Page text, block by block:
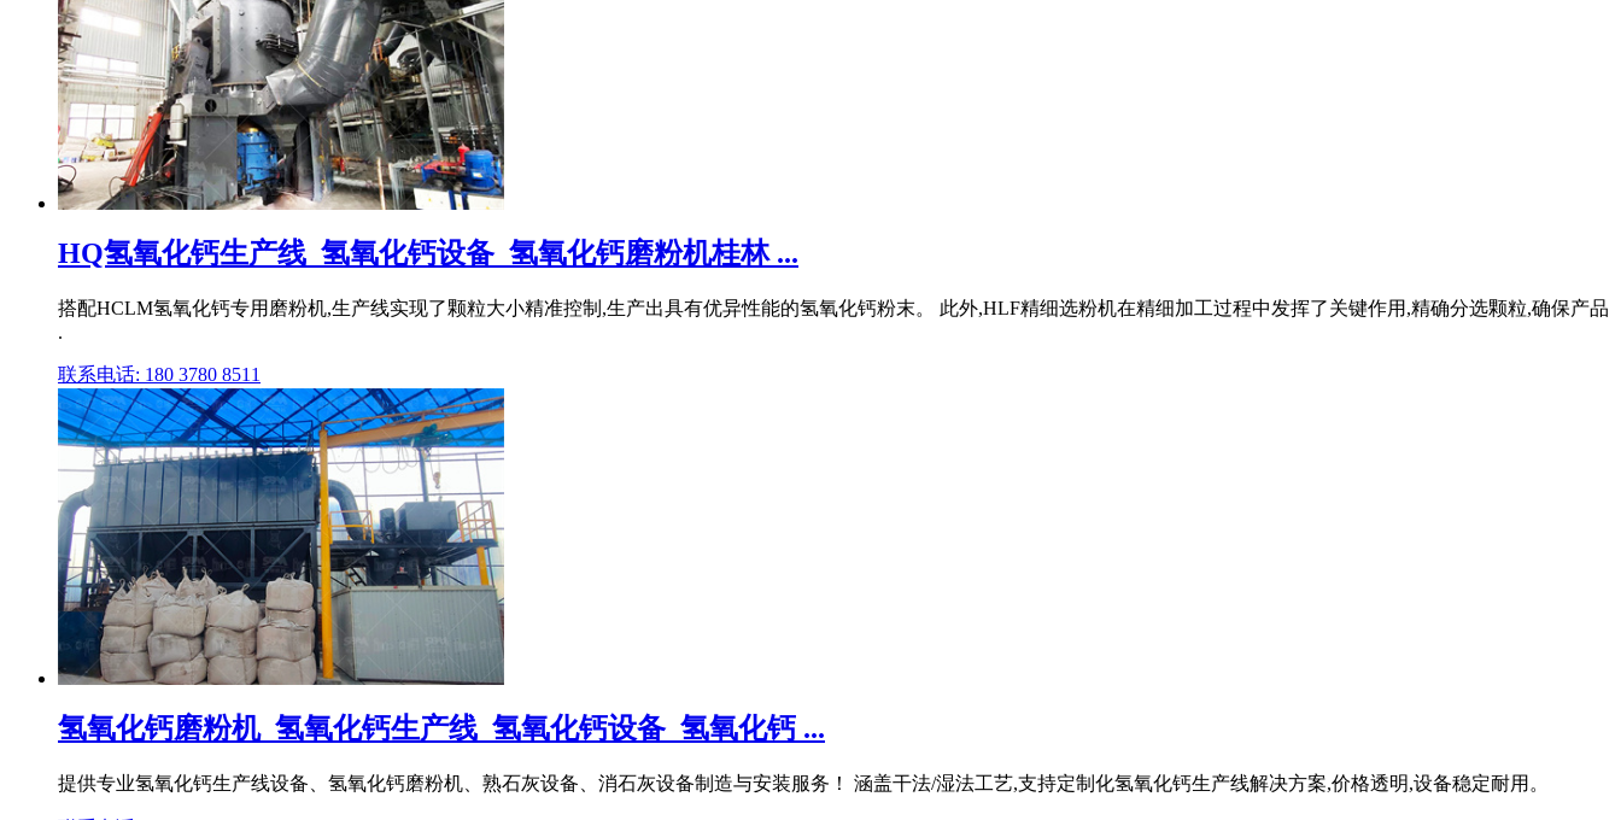
HQ氢氧化钙生产线_氢氧化钙设备_氢氧化钙磨粉机桂林 ...
搭配HCLM氢氧化钙专用磨粉机,生产线实现了颗粒大小精准控制,生产出具有优异性能的氢氧化钙粉末。 此外,HLF精细选粉机在精细加工过程中发挥了关键作用,精确分选颗粒,确保产品
.
联系电话: 180 3780 8511
氢氧化钙磨粉机_氢氧化钙生产线_氢氧化钙设备_氢氧化钙 ...
提供专业氢氧化钙生产线设备、氢氧化钙磨粉机、熟石灰设备、消石灰设备制造与安装服务！ 涵盖干法/湿法工艺,支持定制化氢氧化钙生产线解决方案,价格透明,设备稳定耐用。